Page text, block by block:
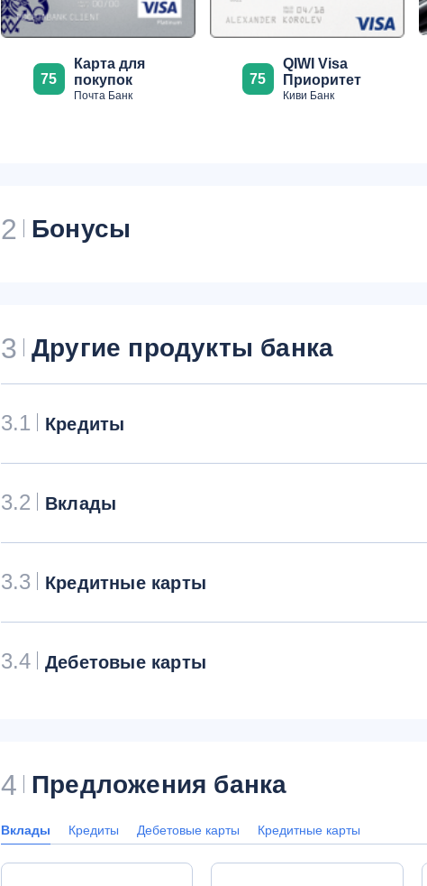
75
Карта для
покупок
Почта Банк
75
QIWI Visa
Приоритет
Киви Банк
2 Бонусы
3 Другие продукты банка
3.1 Кредиты
3.2 Вклады
3.3 Кредитные карты
3.4 Дебетовые карты
4 Предложения банка
Вклады Кредиты Дебетовые карты Кредитные карты